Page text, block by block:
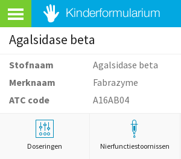
Agalsidase beta
Stofnaam
Agalsidase beta
Merknaam
Fabrazyme
ATC code
A16AB04
Doseringen Nierfunctiestoornissen